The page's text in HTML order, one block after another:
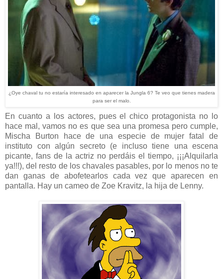
¿Oye chaval tu no estaría interesado en aparecer la Jungla 6? Te veo que tienes madera
para ser el malo.
En cuanto a los actores, pues el chico protagonista no lo
hace mal, vamos no es que sea una promesa pero cumple,
Mischa Burton hace de una especie de mujer fatal de
instituto con algún secreto (e incluso tiene una escena
picante, fans de la actriz no perdáis el tiempo, ¡¡¡Alquilarla
ya!!!), del resto de los chavales pasables, por lo menos no te
dan ganas de abofetearlos cada vez que aparecen en
pantalla. Hay un cameo de Zoe Kravitz, la hija de Lenny.